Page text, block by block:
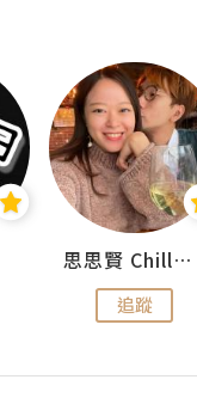
思思賢 ChillMyBabe
追蹤